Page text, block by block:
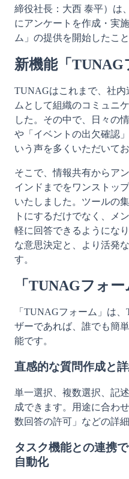
締役社長：大西 泰平）は
にアンケートを作成・実
ム」の提供を開始したこ
新機能「
TUNAGはこれまで、社
ムとして組織のコミュニ
した。その中で、日々の
や「イベントの出欠確認
いう声を多くいただいてお
そこで、情報共有からア
インドまでをワンストッ
いたしました。ツールの
トにするだけでなく、メ
軽に回答できるようにな
な意思決定と、より活発
す。
「TUNAGフォ
「TUNAGフォーム」は
ザーであれば、誰でも簡
能です。
直感的な質問作成と
単一選択、複数選択、記
成できます。用途に合わ
数回答の許可」などの詳
タスク機能との連携
自動化